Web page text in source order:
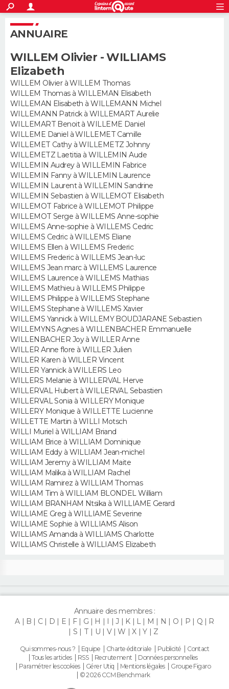
ACTUALITÉS
Politique
Société
Faits Divers
Education
Monde
Villes
+
SPORT
Coupe du monde 2026
Football
Tennis
Cyclisme
Rugby
Forum
CULTURE
Programme TV
TNTStreaming
Cinéma
Sorties cinéma
Musique
+
FINANCE
Retraite
Impôts
Epargne
Immobilier
Risques naturels par ville
Banque
Assurance
Crédit
AUTO
Essais
Réserver un essai
Citadines
Berlines
SUV
Forum auto
HIGH-TECH
Mobiles
Meilleur smartphone
Internet
Ordinateurs
Jeux vidéo
Guide high-tech
+
BRICOLAGE
Forum
Aménagement intérieur
Extérieur
Cuisine
Salle de bains
Jardinage
Rangement
WEEK-END
Guides de France
Escapades
Patrimoine
Expositions
Musées
Week-end nature
+
LIFESTYLE
Art de vivre
Bien-être
Loisirs
Mode
Modes de vie
SANTE
Alimentation
Guide de la santé
Maladies
Médicaments
Sommeil
VOYAGE
Destinations
City break
Voyage nature
Voyage de noces
Forum
Climat
+
PHOTO
GUIDES D'ACHAT
BONS PLANS
CARTE DE VOEUX
Carte de Noël
Carte Bonne année
Carte Saint-Valentin
Carte Pâques
Carte d'anniversaire
DICTIONNAIRE
Dictionnaire
Biographies
Citations
Expressions
Proverbes
PROGRAMME TV
COPAINS D'AVANT
S'inscrire
Se connecter
Lycées
Collèges
Primaires
Universités
Entreprises
Service militaire
Avis de recherche
AVIS DE DÉCÈS
FORUM
Bricolage
Lifestyle
Culture
Sport
Auto
Television
Voyage
Cinema
S'inscrire
Connexion
ANNUAIRE
WILLEM Olivier - WILLIAMS
Elizabeth
WILLEM Olivier à WILLEM Thomas
WILLEM Thomas à WILLEMAN Elisabeth
WILLEMAN Elisabeth à WILLEMANN Michel
WILLEMANN Patrick à WILLEMART Aurelie
WILLEMART Benoit à WILLEME Daniel
WILLEME Daniel à WILLEMET Camille
WILLEMET Cathy à WILLEMETZ Johnny
WILLEMETZ Laetitia à WILLEMIN Aude
WILLEMIN Audrey à WILLEMIN Fabrice
WILLEMIN Fanny à WILLEMIN Laurence
WILLEMIN Laurent à WILLEMIN Sandrine
WILLEMIN Sebastien à WILLEMOT Elisabeth
WILLEMOT Fabrice à WILLEMOT Philippe
WILLEMOT Serge à WILLEMS Anne-sophie
WILLEMS Anne-sophie à WILLEMS Cedric
WILLEMS Cedric à WILLEMS Eliane
WILLEMS Ellen à WILLEMS Frederic
WILLEMS Frederic à WILLEMS Jean-luc
WILLEMS Jean marc à WILLEMS Laurence
WILLEMS Laurence à WILLEMS Mathias
WILLEMS Mathieu à WILLEMS Philippe
WILLEMS Philippe à WILLEMS Stephane
WILLEMS Stephane à WILLEMS Xavier
WILLEMS Yannick à WILLEMY BOUDJARANE Sebastien
WILLEMYNS Agnes à WILLENBACHER Emmanuelle
WILLENBACHER Joy à WILLER Anne
WILLER Anne flore à WILLER Julien
WILLER Karen à WILLER Vincent
WILLER Yannick à WILLERS Leo
WILLERS Melanie à WILLERVAL Herve
WILLERVAL Hubert à WILLERVAL Sebastien
WILLERVAL Sonia à WILLERY Monique
WILLERY Monique à WILLETTE Lucienne
WILLETTE Martin à WILLI Motsch
WILLI Muriel à WILLIAM Briand
WILLIAM Brice à WILLIAM Dominique
WILLIAM Eddy à WILLIAM Jean-michel
WILLIAM Jeremy à WILLIAM Maite
WILLIAM Malika à WILLIAM Rachel
WILLIAM Ramirez à WILLIAM Thomas
WILLIAM Tim à WILLIAM BLONDEL William
WILLIAM BRANHAM Ntsika à WILLIAME Gerard
WILLIAME Greg à WILLIAME Severine
WILLIAME Sophie à WILLIAMS Alison
WILLIAMS Amanda à WILLIAMS Charlotte
WILLIAMS Christelle à WILLIAMS Elizabeth
Annuaire des membres :
A
B C D E F G H I J K L M N O P Q
R
S
T U V W X Y Z
Qui sommes-nous ? Equipe Charte éditoriale Publicité
Contact
Tous les articles
RSS Recrutement
Données personnelles
Paramétrer les cookies
Gérer Utiq Mentions légales
Groupe Figaro
© 2026 CCM Benchmark